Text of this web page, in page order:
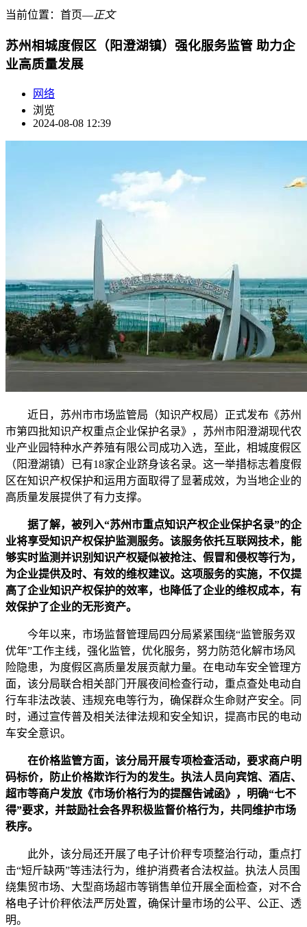
当前位置： 首页―正文
苏州相城度假区（阳澄湖镇）强化服务监管 助力企
业高质量发展
网络
浏览
2024-08-08 12:39
近日，苏州市市场监管局（知识产权局）正式发布《苏州
市第四批知识产权重点企业保护名录》，苏州市阳澄湖现代农
业产业园特种水产养殖有限公司成功入选，至此，相城度假区
（阳澄湖镇）已有18家企业跻身该名录。这一举措标志着度假
区在知识产权保护和运用方面取得了显著成效，为当地企业的
高质量发展提供了有力支撑。
据了解，被列入“苏州市重点知识产权企业保护名录”的企
业将享受知识产权保护监测服务。该服务依托互联网技术，能
够实时监测并识别知识产权疑似被抢注、假冒和侵权等行为，
为企业提供及时、有效的维权建议。这项服务的实施，不仅提
高了企业知识产权保护的效率，也降低了企业的维权成本，有
效保护了企业的无形资产。
今年以来，市场监督管理局四分局紧紧围绕“监管服务双
优年”工作主线，强化监管，优化服务，努力防范化解市场风
险隐患，为度假区高质量发展贡献力量。在电动车安全管理方
面，该分局联合相关部门开展夜间检查行动，重点查处电动自
行车非法改装、违规充电等行为，确保群众生命财产安全。同
时，通过宣传普及相关法律法规和安全知识，提高市民的电动
车安全意识。
在价格监管方面，该分局开展专项检查活动，要求商户明
码标价，防止价格欺诈行为的发生。执法人员向宾馆、酒店、
超市等商户发放《市场价格行为的提醒告诫函》，明确“七不
得”要求，并鼓励社会各界积极监督价格行为，共同维护市场
秩序。
此外，该分局还开展了电子计价秤专项整治行动，重点打
击“短斤缺两”等违法行为，维护消费者合法权益。执法人员围
绕集贸市场、大型商场超市等销售单位开展全面检查，对不合
格电子计价秤依法严厉处置，确保计量市场的公平、公正、透
明。